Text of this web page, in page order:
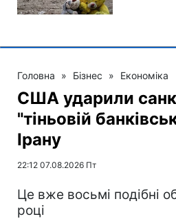
Головна » Бізнес » Економіка
США ударили
"тіньовій
Ірану
22:12 07.08.2026 Пт
Це вже восьмі подібні
році